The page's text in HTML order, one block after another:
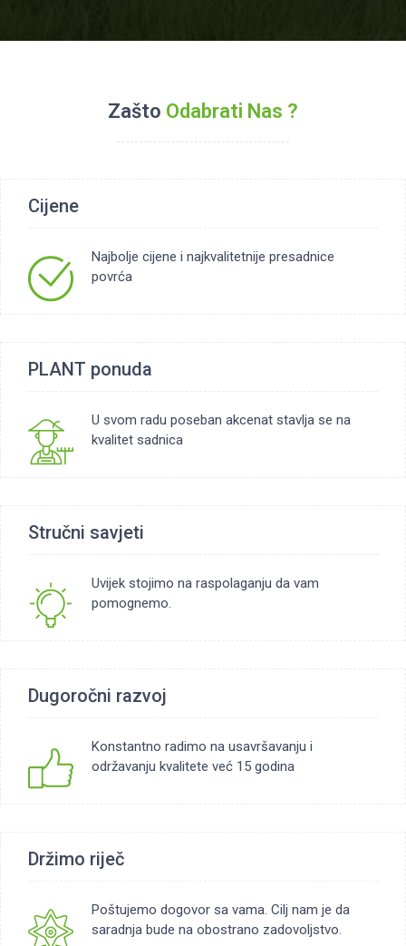
Zašto Odabrati Nas ?
Cijene
Najbolje cijene i najkvalitetnije presadnice
povrća
PLANT ponuda
U svom radu poseban akcenat stavlja se na
kvalitet sadnica
Stručni savjeti
Uvijek stojimo na raspolaganju da vam
pomognemo.
Dugoročni razvoj
Konstantno radimo na usavršavanju i
održavanju kvalitete već 15 godina
Držimo riječ
Poštujemo dogovor sa vama. Cilj nam je da
saradnja bude na obostrano zadovoljstvo.